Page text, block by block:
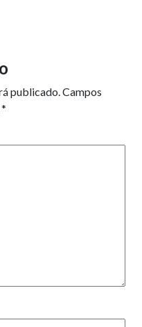
publicado.Campos
*